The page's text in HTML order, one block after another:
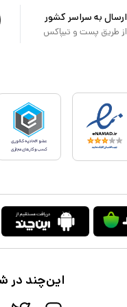
ارسال به سراسر کشور
از طریق پست و تیپاکس
این‌چند در